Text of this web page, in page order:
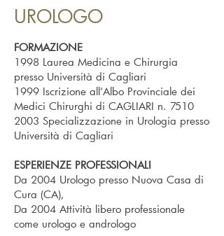
UROLOGO
FORMAZIONE
1998 Laurea Medicina e Chirurgia
presso Università di Cagliari
1999 Iscrizione all’Albo Provinciale dei
Medici Chirurghi di CAGLIARI n. 7510
2003 Specializzazione in Urologia presso
Università di Cagliari
ESPERIENZE PROFESSIONALI
Da 2004 Urologo presso Nuova Casa di
Cura (CA),
Da 2004 Attività libero professionale
come urologo e andrologo